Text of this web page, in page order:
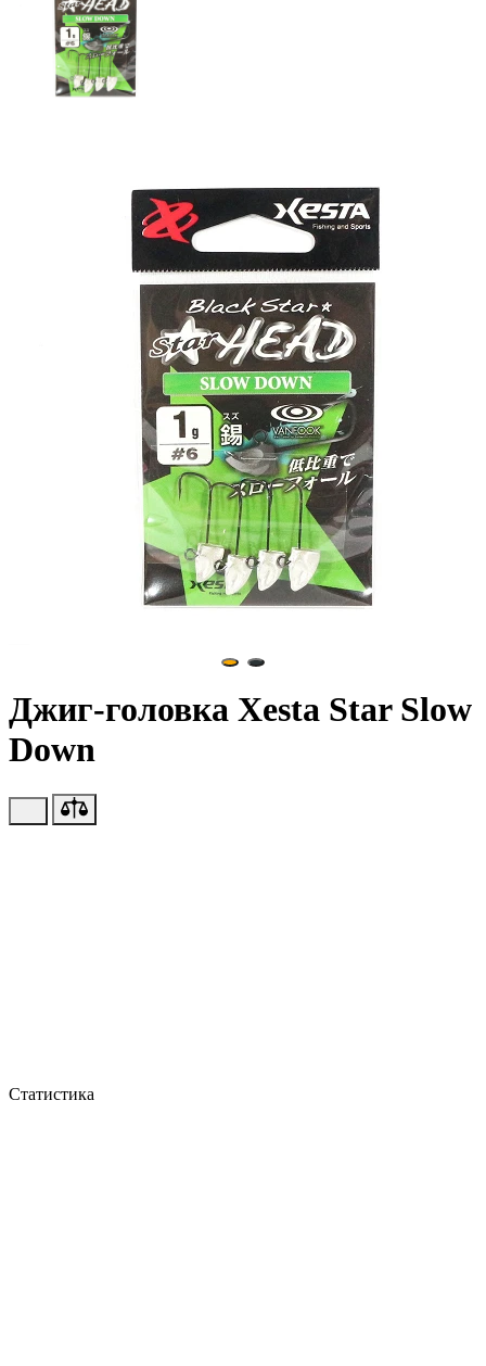
Джиг-головка Xesta Star Slow
Down
Статистика